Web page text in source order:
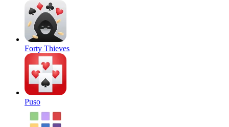
Forty Thieves
Puso